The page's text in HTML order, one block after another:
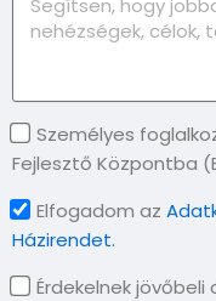
Személyes
Fejlesztő Központba
Elfogadom az
Házirendet.
Érdekelnek jövőbeli